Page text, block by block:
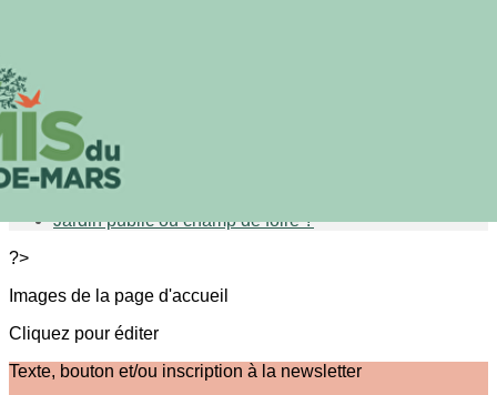
Menu
Portraits
Jardin public ou champ de foire ?
?>
Images de la page d'accueil
Cliquez pour éditer
Texte, bouton et/ou inscription à la newsletter